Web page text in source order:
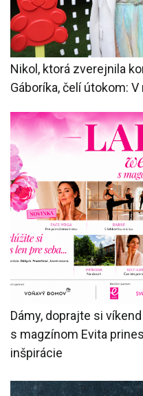
Nikol, ktorá zverejnila
Gáboríka, čelí útokom:
Dámy, doprajte si
s magzínom Evita
inšpirácie